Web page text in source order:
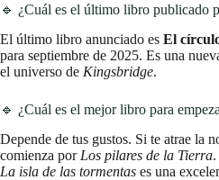
🔹 ¿Cuál es el último libro publicado
El último libro anunciado es El
para septiembre de 2025. Es una
el universo de Kingsbridge.
🔹 ¿Cuál es el mejor libro para
Depende de tus gustos. Si te atrae la
comienza por Los pilares de la Tierra
La isla de las tormentas es una